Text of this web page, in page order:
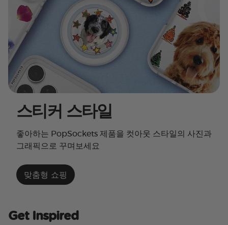
스티커 스타일
좋아하는 PopSockets 제품을 컷아웃 스타일의 사진과
그래픽으로 꾸며보세요
맞춤형 쇼핑
Get Inspired